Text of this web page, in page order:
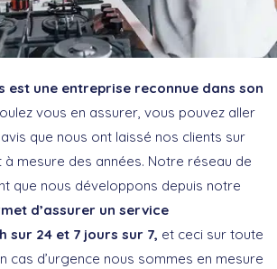
est une entreprise reconnue dans son
vous en assurer, vous pouvez aller
que nous ont laissé nos clients sur
mesure des années. Notre réseau de
que nous développons depuis notre
d’assurer un service
sur 24 et 7 jours sur 7, et ceci sur toute
cas d’urgence nous sommes en mesure